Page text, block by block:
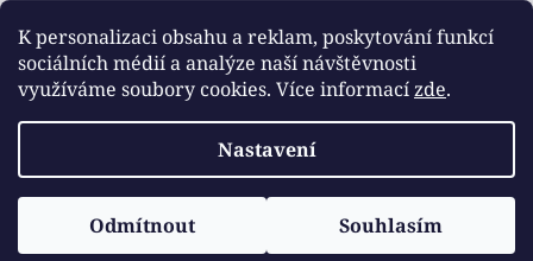
K personalizaci obsahu a reklam, poskytování funkcí
sociálních médií a analýze naší návštěvnosti
využíváme soubory cookies. Více informacízde.
Nastavení
Odmítnout Souhlasím
info@emotys.cz
+421903231812
Vytvořil Shoptet
Copyright 2026
. Všechna práva